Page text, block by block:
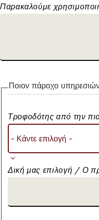
Παρακαλούμε
Ποιον πάροχο υπηρεσιών
Τροφοδότης από την
Δική μας επιλογή / Ο